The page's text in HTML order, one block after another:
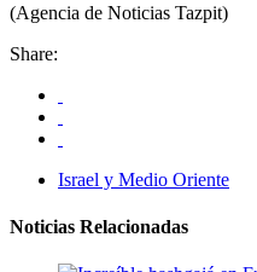
(Agencia de Noticias Tazpit)
Share:
Israel y Medio Oriente
Noticias Relacionadas